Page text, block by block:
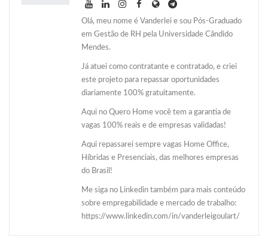
Olá, meu nome é Vanderlei e sou Pós-Graduado
em Gestão de RH pela Universidade Cândido
Mendes.
Já atuei como contratante e contratado, e criei
este projeto para repassar oportunidades
diariamente 100% gratuitamente.
Aqui no Quero Home você tem a garantia de
vagas 100% reais e de empresas validadas!
Aqui repassarei sempre vagas Home Office,
Híbridas e Presenciais, das melhores empresas
do Brasil!
Me siga no Linkedin também para mais conteúdo
sobre empregabilidade e mercado de trabalho:
https://www.linkedin.com/in/vanderleigoulart/